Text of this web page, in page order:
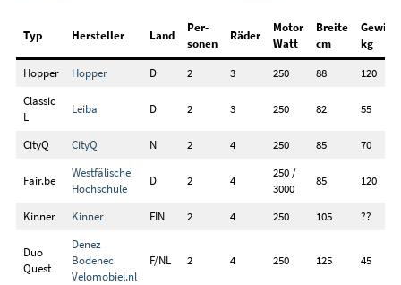
Typ Hersteller Land
Per-
sonen
Räder
Motor
Watt
Breite
cm
kg
Hopper
Hopper D 2 3 250 88
120
Classic
L
Leiba D 2 3 250 82 55
CityQ CityQ N 2 4 250 85 70
Fair.be
Westfälische
Hochschule
D 2 4
250 /
3000
85 120
Kinner Kinner FIN 2 4 250 105 ??
Duo
Quest
Denez
Bodenec
Velomobiel.nl
F/NL 2 4 250 125 45